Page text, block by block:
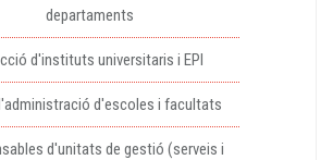
departaments
d'instituts universitaris i EPI
d'escoles i facultats
d'unitats de gestió (serveis i